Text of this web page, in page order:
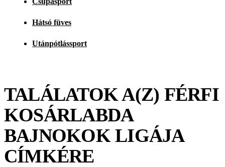
Hátsó füves
Utánpótlássport
TALÁLATOK A(Z) FÉRFI
KOSÁRLABDA
BAJNOKOK LIGÁJA
CÍMKÉRE